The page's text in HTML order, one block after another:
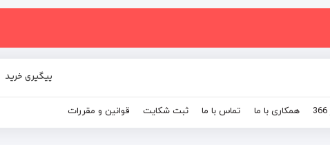
پیگیری خرید
همکاری با ما تماس با ما ثبت شکایت قوانین و مقررات